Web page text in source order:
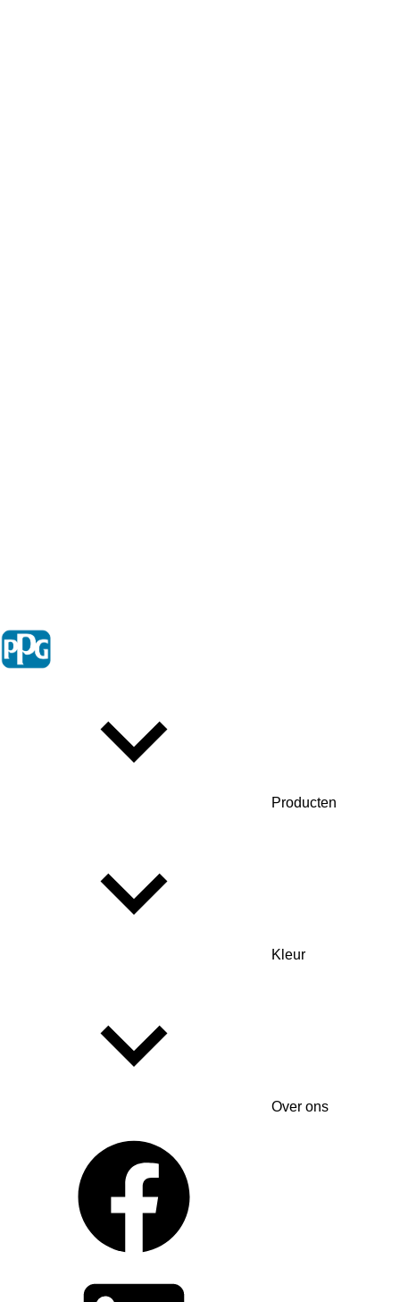
Producten
Kleur
Over ons